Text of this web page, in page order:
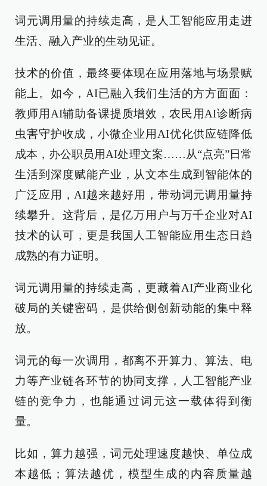
词元调用量的持续走高，是人工智能应用走进
生活、融入产业的生动见证。
技术的价值，最终要体现在应用落地与场景赋
能上。如今，AI已融入我们生活的方方面面：
教师用AI辅助备课提质增效，农民用AI诊断病
虫害守护收成，小微企业用AI优化供应链降低
成本，办公职员用AI处理文案……从“点亮”日常
生活到深度赋能产业，从文本生成到智能体的
广泛应用，AI越来越好用，带动词元调用量持
续攀升。这背后，是亿万用户与万千企业对AI
技术的认可，更是我国人工智能应用生态日趋
成熟的有力证明。
词元调用量的持续走高，更藏着AI产业商业化
破局的关键密码，是供给侧创新动能的集中释
放。
词元的每一次调用，都离不开算力、算法、电
力等产业链各环节的协同支撑，人工智能产业
链的竞争力，也能通过词元这一载体得到衡
量。
比如，算力越强，词元处理速度越快、单位成
本越低；算法越优，模型生成的内容质量越